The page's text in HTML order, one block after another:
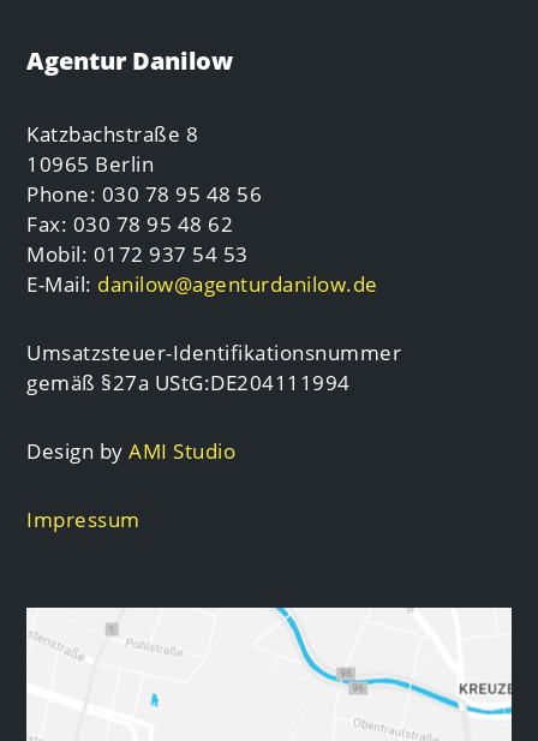
Agentur Danilow
Katzbachstraße 8
10965 Berlin
Phone: 030 78 95 48 56
Fax: 030 78 95 48 62
Mobil: 0172 937 54 53
E-Mail: danilow@agenturdanilow.de
Umsatzsteuer-Identifikationsnummer
gemäß §27a UStG:DE204111994
Design byAMI Studio
Impressum